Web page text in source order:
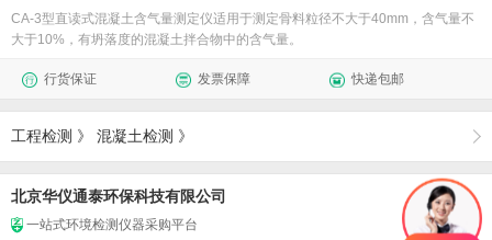
CA-3型直读式混凝土含气量测定仪适用于测定骨料粒径不大于40mm，含气量不
大于10%，有坍落度的混凝土拌合物中的含气量。
行货保证 发票保障 快递包邮
工程检测 》 混凝土检测 》
北京华仪通泰环保科技有限公司
一站式环境检测仪器采购平台